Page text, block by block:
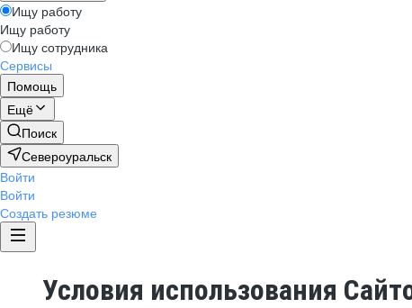
Ищу работу
Ищу работу
Ищу сотрудника
Сервисы
Помощь
Ещё
Поиск
Североуральск
Войти
Войти
Создать резюме
Условия использования